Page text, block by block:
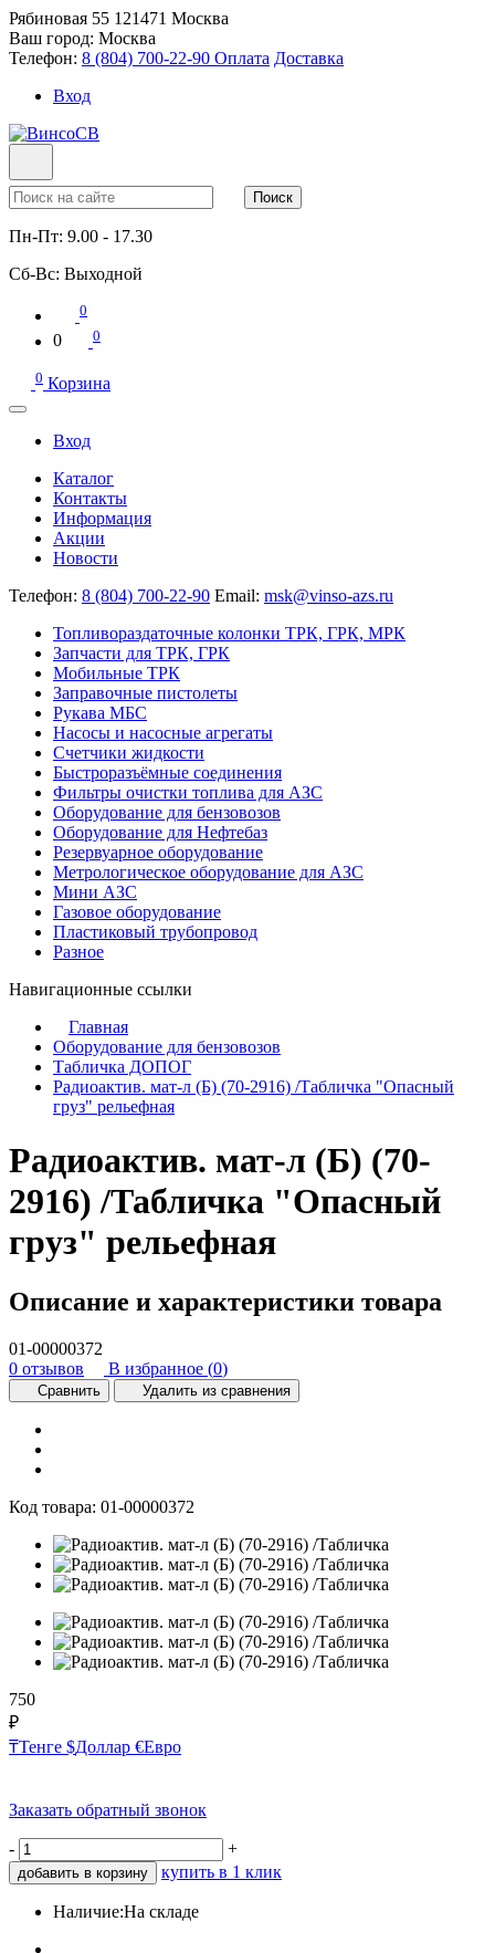
Рябиновая 55 121471 Москва
Ваш город: Москва
Телефон: 8 (804) 700-22-90 Оплата Доставка
Вход
Поиск
Пн-Пт: 9.00 - 17.30
Сб-Вс: Выходной
0
0 0
0 Корзина
Вход
Каталог
Контакты
Информация
Акции
Новости
Телефон: 8 (804) 700-22-90 Email: msk@vinso-azs.ru
Топливораздаточные колонки ТРК, ГРК, МРК
Запчасти для ТРК, ГРК
Мобильные ТРК
Заправочные пистолеты
Рукава МБС
Насосы и насосные агрегаты
Счетчики жидкости
Быстроразъёмные соединения
Фильтры очистки топлива для АЗС
Оборудование для бензовозов
Оборудование для Нефтебаз
Резервуарное оборудование
Метрологическое оборудование для АЗС
Мини АЗС
Газовое оборудование
Пластиковый трубопровод
Разное
Навигационные ссылки
Главная
Оборудование для бензовозов
Табличка ДОПОГ
Радиоактив. мат-л (Б) (70-2916) /Табличка "Опасный
груз" рельефная
Радиоактив. мат-л (Б) (70-
2916) /Табличка "Опасный
груз" рельефная
Описание и характеристики товара
01-00000372
0 отзывов
В избранное (0)
Сравнить Удалить из сравнения
Код товара: 01-00000372
750
₽
₸Тенге $Доллар €Евро
Заказать обратный звонок
- +
добавить в корзину купить в 1 клик
Наличие:На складе